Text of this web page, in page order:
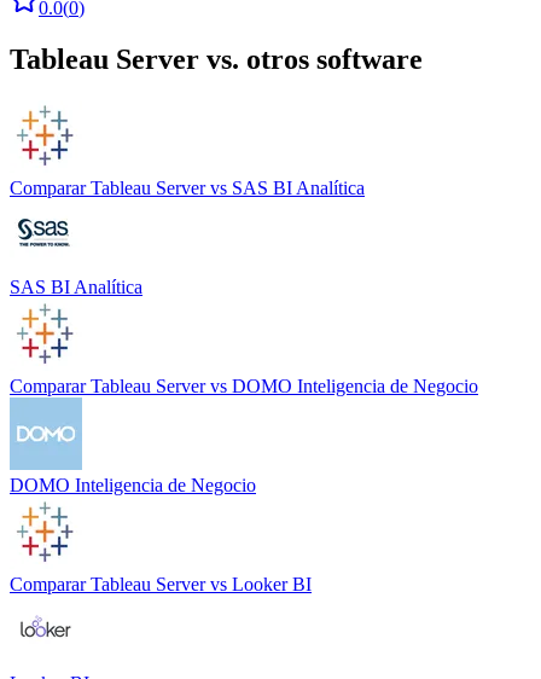
0.0(0)
Tableau Server vs. otros software
Comparar Tableau Servervs SAS BI Analítica
SAS BI Analítica
Comparar Tableau Servervs DOMO Inteligencia de Negocio
DOMO Inteligencia de Negocio
Comparar Tableau Servervs Looker BI